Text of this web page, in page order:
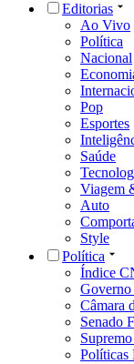
Editorias
Ao Vivo
Política
Nacional
Pop
Esportes
Saúde
Viagem
Auto
Style
Política
Índice
Câmara
Senado
Políticas